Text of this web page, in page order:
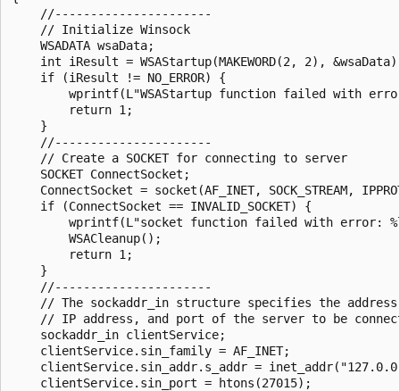
    //----------------------
    // Initialize Winsock
    WSADATA wsaData;
int iResult = WSAStartup(MAKEWORD(2, 2),
    if (iResult != NO_ERROR) {
wprintf(L"WSAStartup function failed with
        return 1;
    }
    //----------------------
    // Create a SOCKET for connecting to server
    SOCKET ConnectSocket;
ConnectSocket = socket(AF_INET, SOCK_STREAM,
    if (ConnectSocket == INVALID_SOCKET) {
wprintf(L"socket function failed with error:
        WSACleanup();
        return 1;
    }
    //----------------------
// The sockaddr_in structure specifies the
// IP address, and port of the server to be
    sockaddr_in clientService;
    clientService.sin_family = AF_INET;
clientService.sin_addr.s_addr =
    clientService.sin_port = htons(27015);